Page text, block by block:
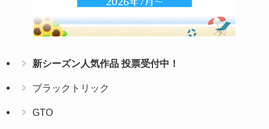
新シーズン人気作品 投票受付中！
ブラックトリック
GTO